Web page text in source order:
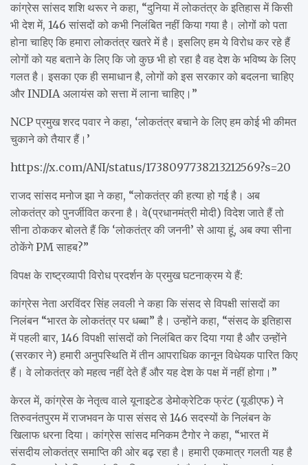
कांग्रेस सांसद शशि थरूर ने कहा, “दुनिया में लोकतंत्र के इतिहास में किसी
भी देश में, 146 सांसदों को कभी निलंबित नहीं किया गया है। लोगों को पता
होना चाहिए कि हमारा लोकतंत्र खतरे में है। इसलिए हम ये विरोध कर रहे हैं
लोगों को यह बताने के लिए कि जो कुछ भी हो रहा है वह देश के भविष्य के लिए
गलत है। इसका एक ही समाधान है, लोगों को इस सरकार को बदलना चाहिए
और INDIA अलायंस को सत्ता में लाना चाहिए।”
NCP प्रमुख शरद पवार ने कहा, ‘लोकतंत्र बचाने के लिए हम कोई भी कीमत
चुकाने को तैयार हैं।’
https://x.com/ANI/status/1738097738213212569?s=20
राजद सांसद मनोज झा ने कहा, “लोकतंत्र की हत्या हो गई है। अब
लोकतंत्र को पुनर्जीवित करना है। वे(प्रधानमंत्री मोदी) विदेश जाते हैं तो
सीना ठोककर बोलते हैं कि ‘लोकतंत्र की जननी’ से आया हूं, अब क्या सीना
ठोकेंगे PM साहब?”
विपक्ष के राष्ट्रव्यापी विरोध प्रदर्शन के प्रमुख घटनाक्रम ये हैं:
कांग्रेस नेता अरविंदर सिंह लवली ने कहा कि संसद से विपक्षी सांसदों का
निलंबन “भारत के लोकतंत्र पर धब्बा” है। उन्होंने कहा, “संसद के इतिहास
में पहली बार, 146 विपक्षी सांसदों को निलंबित कर दिया गया है और उन्होंने
(सरकार ने) हमारी अनुपस्थिति में तीन आपराधिक कानून विधेयक पारित किए
हैं। वे लोकतंत्र को महत्व नहीं देते हैं और यह देश के पक्ष में नहीं होगा।”
केरल में, कांग्रेस के नेतृत्व वाले यूनाइटेड डेमोक्रेटिक फ्रंट (यूडीएफ) ने
तिरुवनंतपुरम में राजभवन के पास संसद से 146 सदस्यों के निलंबन के
खिलाफ धरना दिया। कांग्रेस सांसद मनिकम टैगोर ने कहा, “भारत में
संसदीय लोकतंत्र समाप्ति की ओर बढ़ रहा है। हमारी एकमात्र गलती यह है